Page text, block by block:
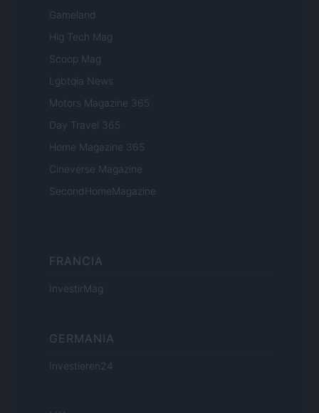
Gameland
Hig Tech Mag
Scoop Mag
Lgbtqia News
Motors Magazine 365
Day Travel 365
Home Magazine 365
Cineverse Magazine
SecondHomeMagazine
FRANCIA
InvestirMag
GERMANIA
Investieren24